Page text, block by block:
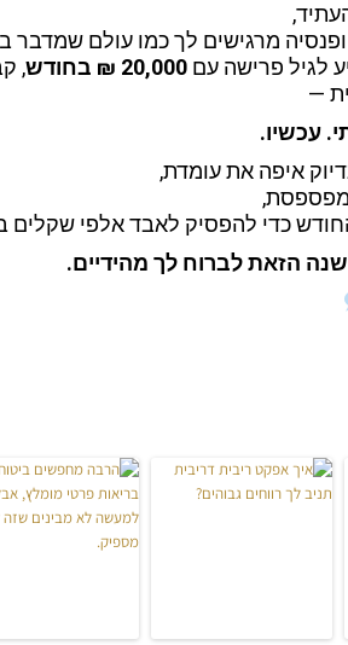
מרגישים לך כמו עולם
לגיל פרישה עם20,000 ₪ בחודש
,
—
עכשיו.
איפה את עומדת,
כדי להפסיק לאבד אלפי שקלים
הזאת לברוח לך מהידיים.